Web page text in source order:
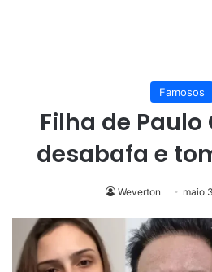
Famosos
Filha de
desabafa e
Weverton maio